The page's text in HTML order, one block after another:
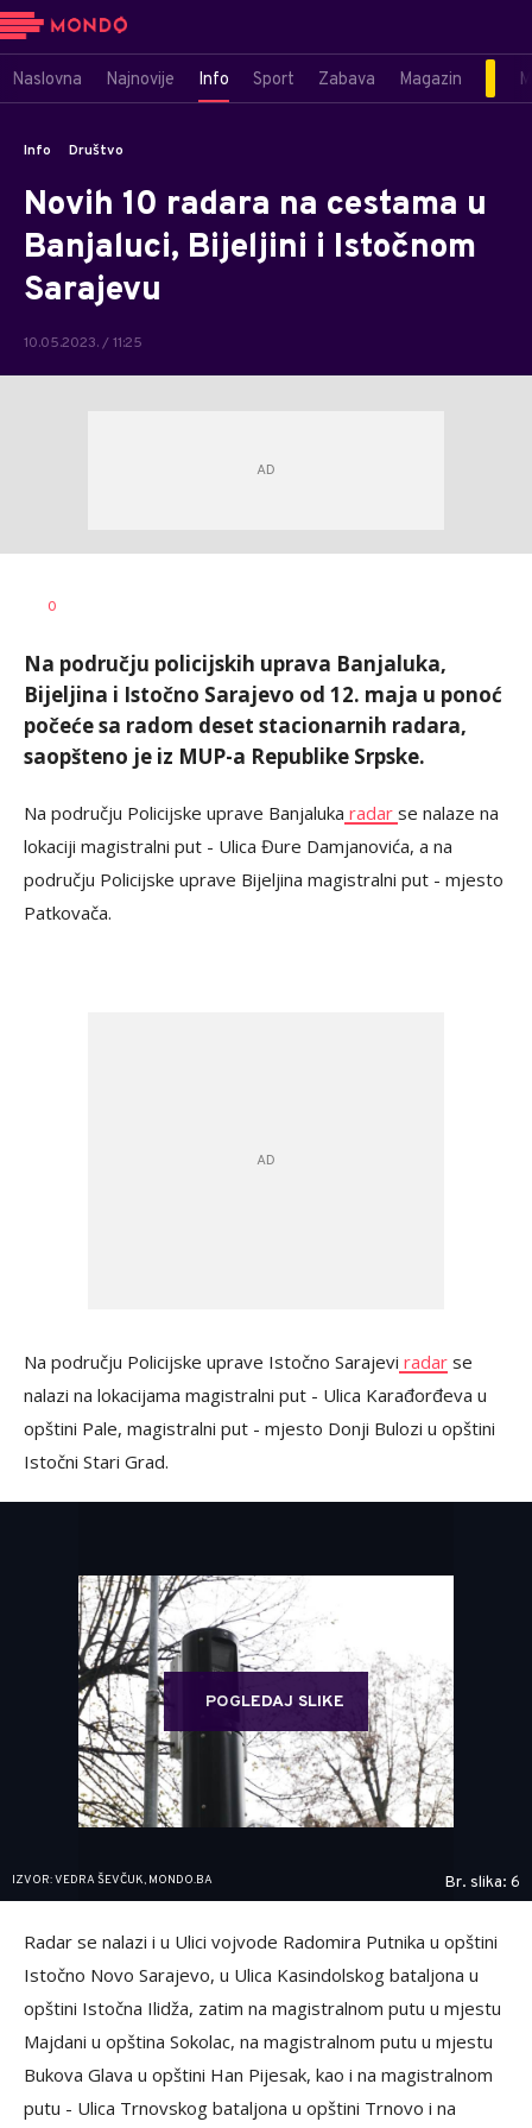
Naslovna Najnovije Info Sport Zabava Magazin
Info Društvo
Novih 10 radara na cestama u
Banjaluci, Bijeljini i Istočnom
Sarajevu
10.05.2023. / 11:25
AUTOR
0
Na području policijskih uprava Banjaluka,
Bijeljina i Istočno Sarajevo od 12. maja u ponoć
počeće sa radom deset stacionarnih radara,
saopšteno je iz MUP-a Republike Srpske.
Na području Policijske uprave Banjaluka radar se nalaze na
lokaciji magistralni put - Ulica Đure Damjanovića, a na
području Policijske uprave Bijeljina magistralni put - mjesto
Patkovača.
Na području Policijske uprave Istočno Sarajevi radar se
nalazi na lokacijama magistralni put - Ulica Karađorđeva u
opštini Pale, magistralni put - mjesto Donji Bulozi u opštini
Istočni Stari Grad.
POGLEDAJ SLIKE
IZVOR: VEDRA ŠEVČUK, MONDO.BA Br. slika: 6
Radar se nalazi i u Ulici vojvode Radomira Putnika u opštini
Istočno Novo Sarajevo, u Ulica Kasindolskog bataljona u
opštini Istočna Ilidža, zatim na magistralnom putu u mjestu
Majdani u opština Sokolac, na magistralnom putu u mjestu
Bukova Glava u opštini Han Pijesak, kao i na magistralnom
putu - Ulica Trnovskog bataljona u opštini Trnovo i na